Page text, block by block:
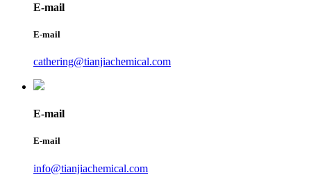
E-mail
E-mail
cathering@tianjiachemical.com
E-mail
E-mail
info@tianjiachemical.com